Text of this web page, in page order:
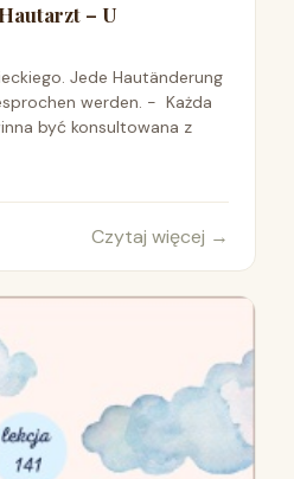
– U
Jede Hautänderung
werden. - Każda
być konsultowana z
Czytaj więcej →